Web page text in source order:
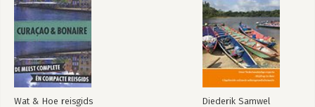
De ontdekking van
Holland
Mijn kleine waanzin
Wat & Hoe reisgids Diederik Samwel